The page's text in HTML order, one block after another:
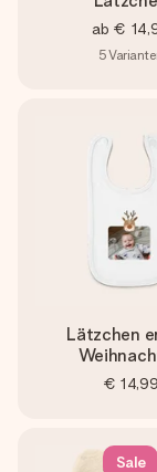
ab €
5
Lätzchen
€ 14,99
Sale